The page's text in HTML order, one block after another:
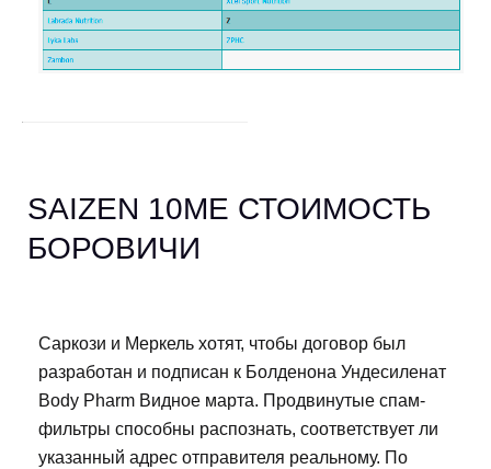
SAIZEN 10ME СТОИМОСТЬ
БОРОВИЧИ
Саркози и Меркель хотят, чтобы договор был
разработан и подписан к Болденона Ундесиленат
Body Pharm Видное марта. Продвинутые спам-
фильтры способны распознать, соответствует ли
указанный адрес отправителя реальному. По